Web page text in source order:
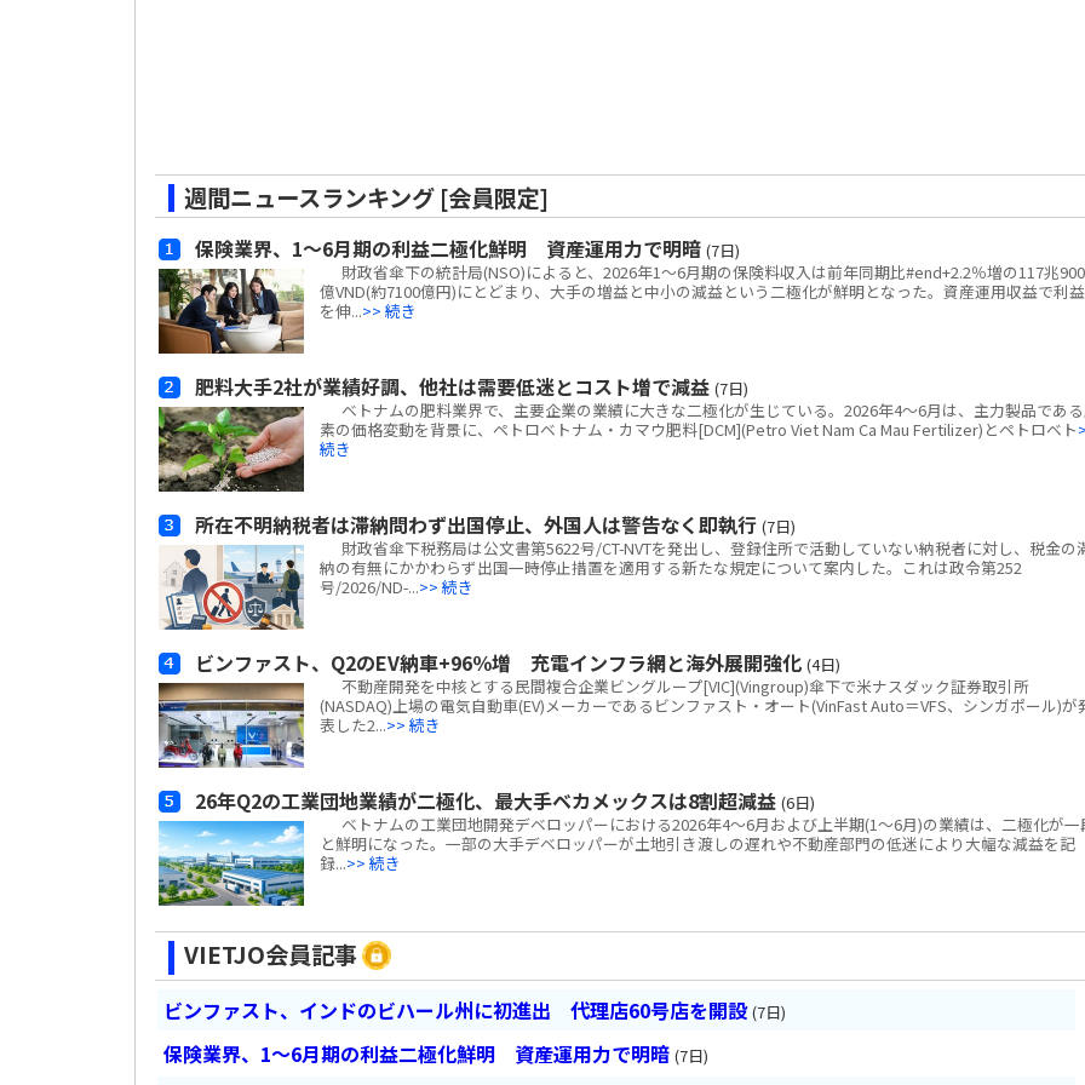
週間ニュースランキング [会員限定]
保険業界、1～6月期の利益二極化鮮明 資産運用力で明暗 (7日)
財政省傘下の統計局(NSO)によると、2026年1～6月期の保険料収入は前年同期比#end+2.2％増の117兆
億VND(約7100億円)にとどまり、大手の増益と中小の減益という二極化が鮮明となった。資産運用収益で利益
を伸...>> 続き
肥料大手2社が業績好調、他社は需要低迷とコスト増で減益 (7日)
ベトナムの肥料業界で、主要企業の業績に大きな二極化が生じている。2026年4～6月は、主力製品であ
素の価格変動を背景に、ペトロベトナム・カマウ肥料[DCM](Petro Viet Nam Ca Mau Fertilizer)とペトロベト
続き
所在不明納税者は滞納問わず出国停止、外国人は警告なく即執行 (7日)
財政省傘下税務局は公文書第5622号/CT-NVTを発出し、登録住所で活動していない納税者に対し、税金の
納の有無にかかわらず出国一時停止措置を適用する新たな規定について案内した。これは政令第252
号/2026/ND-...>> 続き
ビンファスト、Q2のEV納車+96％増 充電インフラ網と海外展開強化 (4日)
不動産開発を中核とする民間複合企業ビングループ[VIC](Vingroup)傘下で米ナスダック証券取引所
(NASDAQ)上場の電気自動車(EV)メーカーであるビンファスト・オート(VinFast Auto＝VFS、シンガポール)が
表した2...>> 続き
26年Q2の工業団地業績が二極化、最大手ベカメックスは8割超減益 (6日)
ベトナムの工業団地開発デベロッパーにおける2026年4～6月および上半期(1～6月)の業績は、二極化が一
と鮮明になった。一部の大手デベロッパーが土地引き渡しの遅れや不動産部門の低迷により大幅な減益を記
録...>> 続き
VIETJO会員記事
ビンファスト、インドのビハール州に初進出 代理店60号店を開設 (7日)
保険業界、1～6月期の利益二極化鮮明 資産運用力で明暗 (7日)